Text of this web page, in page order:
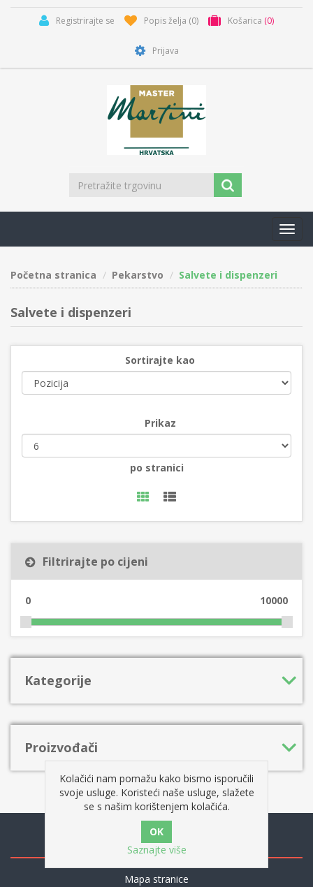
Registrirajte se Popis želja (0) Košarica (0)
Prijava
Početna stranica Pekarstvo Salvete i dispenzeri
Salvete i dispenzeri
Sortirajte kao
Prikaz
po stranici
Filtrirajte po cijeni
0 10000
Kategorije
Proizvođači
Informacije
Mapa stranice
Kolačići nam pomažu kako bismo isporučili
svoje usluge. Koristeći naše usluge, slažete
se s našim korištenjem kolačića.
Saznajte više